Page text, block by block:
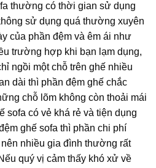
thường có thời gian sử dụng
sử dụng quá thường xuyên
của phần đệm và êm ái như
trường hợp khi bạn lạm dụng,
ngồi một chỗ trên ghế nhiều
dài thì phần đệm ghế chắc
chỗ lõm không còn thoải mái
sofa có vẻ khá rẻ và tiện dụng
ghế sofa thì phần chi phí
nhiều gia đình thường rất
quý vị cảm thấy khó xử về